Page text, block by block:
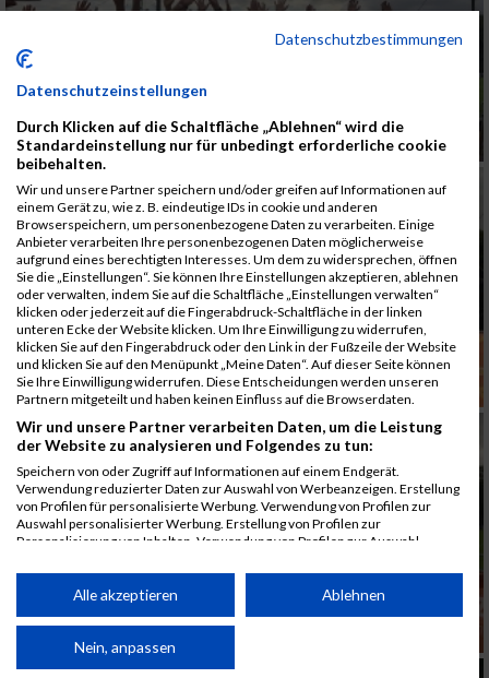
Datenschutzbestimmungen
Datenschutzeinstellungen
Durch Klicken auf die Schaltfläche „Ablehnen“ wird die
Standardeinstellung nur für unbedingt erforderliche cookie
beibehalten.
Wir und unsere Partner speichern und/oder greifen auf Informationen auf
einem Gerät zu, wie z. B. eindeutige IDs in cookie und anderen
Browserspeichern, um personenbezogene Daten zu verarbeiten. Einige
Anbieter verarbeiten Ihre personenbezogenen Daten möglicherweise
aufgrund eines berechtigten Interesses. Um dem zu widersprechen, öffnen
Sie die „Einstellungen“. Sie können Ihre Einstellungen akzeptieren, ablehnen
oder verwalten, indem Sie auf die Schaltfläche „Einstellungen verwalten“
klicken oder jederzeit auf die Fingerabdruck-Schaltfläche in der linken
unteren Ecke der Website klicken. Um Ihre Einwilligung zu widerrufen,
klicken Sie auf den Fingerabdruck oder den Link in der Fußzeile der Website
und klicken Sie auf den Menüpunkt „Meine Daten“. Auf dieser Seite können
Sie Ihre Einwilligung widerrufen. Diese Entscheidungen werden unseren
Partnern mitgeteilt und haben keinen Einfluss auf die Browserdaten.
Wir und unsere Partner verarbeiten Daten, um die Leistung
der Website zu analysieren und Folgendes zu tun:
Speichern von oder Zugriff auf Informationen auf einem Endgerät.
Verwendung reduzierter Daten zur Auswahl von Werbeanzeigen. Erstellung
von Profilen für personalisierte Werbung. Verwendung von Profilen zur
Auswahl personalisierter Werbung. Erstellung von Profilen zur
Personalisierung von Inhalten. Verwendung von Profilen zur Auswahl
Performance von Inhalten. Analyse von Zielgruppen durch Statistiken oder
Kombinationen von Daten aus verschiedenen Quellen. Entwicklung und
von Inhalten.
Daten können außerhalb der Europäischen Union weitergegeben und in die
Alle akzeptieren Ablehnen
Nein, anpassen